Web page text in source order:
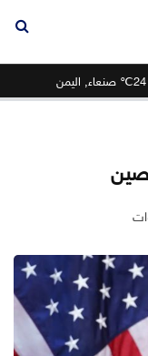
24℃ صنعاء, اليمن